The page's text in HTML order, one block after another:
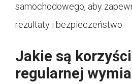
samochodowego, aby
rezultaty i bezpieczeństwo.
Jakie są
regularnej